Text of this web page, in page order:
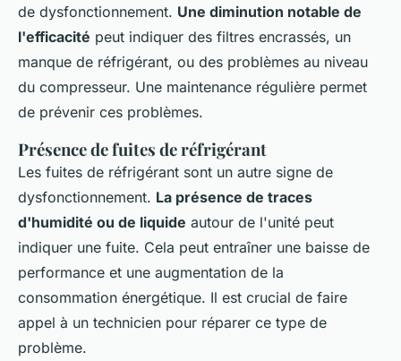
de dysfonctionnement. Une diminution notable de
l'efficacité peut indiquer des filtres encrassés, un
manque de réfrigérant, ou des problèmes au niveau
du compresseur. Une maintenance régulière permet
de prévenir ces problèmes.
Présence de fuites de réfrigérant
Les fuites de réfrigérant sont un autre signe de
dysfonctionnement. La présence de traces
d'humidité ou de liquide autour de l'unité peut
indiquer une fuite. Cela peut entraîner une baisse de
performance et une augmentation de la
consommation énergétique. Il est crucial de faire
appel à un technicien pour réparer ce type de
problème.